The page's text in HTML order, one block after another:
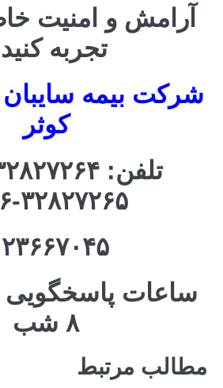
آرامش و امنیت
تجربه
شرکت بیمه سایبان
کوثر
۳۲۸۲۷۲۶۵-۰۲۶
۸ شب
مطالب مرتبط